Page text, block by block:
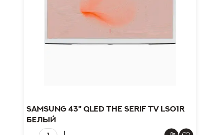
Samsung 43" QLED The Serif TV LS01R
белый